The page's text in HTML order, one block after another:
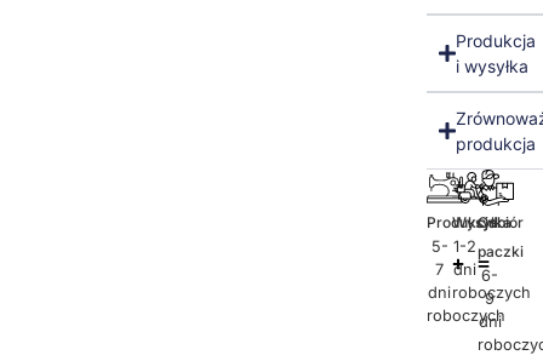
Produkcja
i wysyłka
produkcja
Produkcja
5-
7
dni
roboczych
Wysyłka
1-2
dni
roboczych
Odbiór
paczki
6-
9
dni